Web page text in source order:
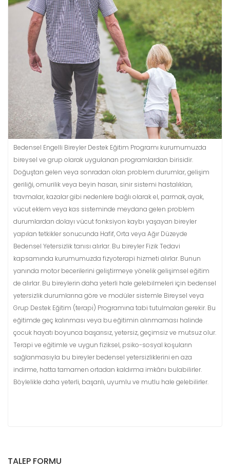
Bedensel Engelli Bireyler Destek Eğitim Programı kurumumuzda
bireysel ve grup olarak uygulanan programlardan birisidir.
Doğuştan gelen veya sonradan olan problem durumlar, gelişim
geriliği, omurilik veya beyin hasarı, sinir sistemi hastalıkları,
travmalar, kazalar gibi nedenlere bağlı olarak el, parmak, ayak,
vücut eklem veya kas sisteminde meydana gelen problem
durumlardan dolayı vücut fonksiyon kaybı yaşayan bireyler
yapılan tetkikler sonucunda Hafif, Orta veya Ağır Düzeyde
Bedensel Yetersizlik tanısı alırlar. Bu bireyler Fizik Tedavi
kapsamında kurumumuzda fizyoterapi hizmeti alırlar. Bunun
yanında motor becerilerini geliştirmeye yönelik gelişimsel eğitim
de alırlar. Bu bireylerin daha yeterli hale gelebilmeleri için bedensel
yetersizlik durumlarına göre ve modüler sistemle Bireysel veya
Grup Destek Eğitim (terapi) Programına tabi tutulmaları gerekir. Bu
eğitimde geç kalınması veya bu eğitimin alınmaması halinde
çocuk hayatı boyunca başarısız, yetersiz, geçimsiz ve mutsuz olur.
Terapi ve eğitimle ve uygun fiziksel, psiko-sosyal koşuların
sağlanmasıyla bu bireyler bedensel yetersizliklerini en aza
indirme, hatta tamamen ortadan kaldırma imkânı bulabilirler.
Böylelikle daha yeterli, başarılı, uyumlu ve mutlu hale gelebilirler.
TALEP FORMU